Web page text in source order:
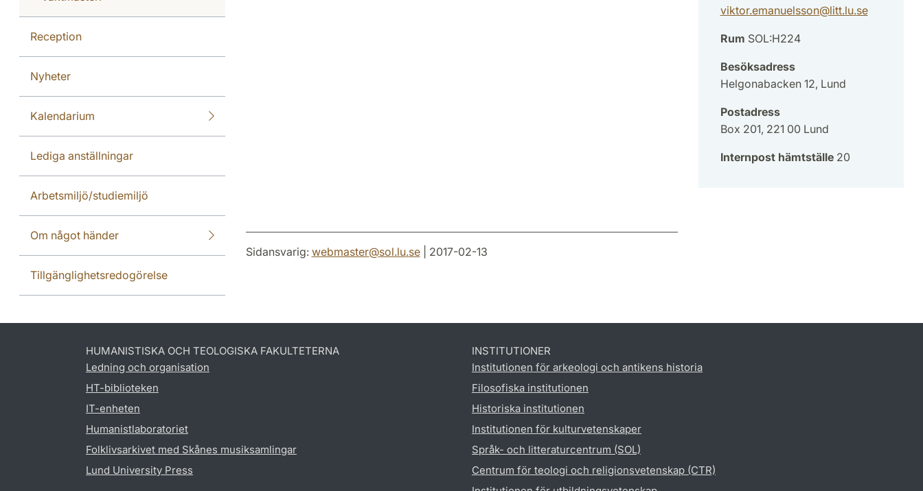
Reception
Nyheter
Kalendarium
Lediga anställningar
Arbetsmiljö/studiemiljö
Om något händer
Tillgänglighetsredogörelse
viktor.emanuelsson@litt.lu.se
Rum SOL:H224
Besöksadress
Helgonabacken 12, Lund
Postadress
Box 201, 221 00 Lund
Internpost hämtställe20
Sidansvarig: webmaster@sol.lu.se| 2017-02-13
HUMANISTISKA OCH TEOLOGISKA FAKULTETERNA
Ledning och organisation
HT-biblioteken
IT-enheten
Humanistlaboratoriet
Folklivsarkivet med Skånes musiksamlingar
Lund University Press
INSTITUTIONER
Institutionen för arkeologi och antikens historia
Filosofiska institutionen
Historiska institutionen
Institutionen för kulturvetenskaper
Språk- och litteraturcentrum (SOL)
Centrum för teologi och religionsvetenskap (CTR)